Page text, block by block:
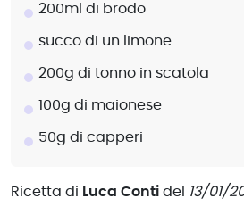
Ricetta di Luca Conti del 13/01/
200ml di brodo
succo di un limone
200g di tonno in scatola
100g di maionese
50g di capperi